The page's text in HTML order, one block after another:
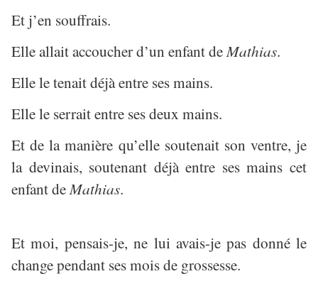
Et j’en souffrais.
Elle allait accoucher d’un enfant deMathias.
Elle le tenait déjà entre ses mains.
Elle le serrait entre ses deux mains.
Et de la manière qu’elle soutenait son ventre, je
la devinais, soutenant déjà entre ses mains cet
enfant deMathias.
Et moi, pensais-je, ne lui avais-je pas donné le
change pendant ses mois de grossesse.